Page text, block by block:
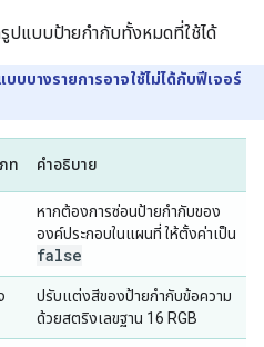
ปแบบป้ายกำกับทั้งหมดที่ใช้ได้
บบางรายการอาจใช้ไม่ได้กับฟีเจอร์
ท คำอธิบาย
หากต้องการซ่อนป้ายกำกับของ
องค์ประกอบในแผนที่ ให้ตั้งค่าเป็น
false
ปรับแต่งสีของป้ายกำกับข้อความ
ด้วยสตริงเลขฐาน 16 RGB